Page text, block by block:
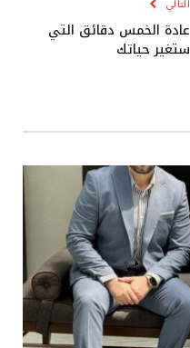
عادة الخمس دقائق التي
ستغير حياتك